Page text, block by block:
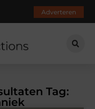
Adverteren
Tag: